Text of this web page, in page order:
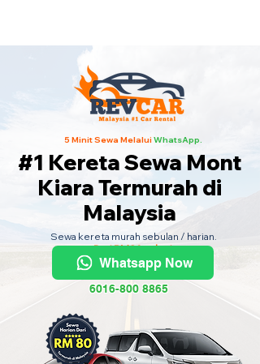
5 Minit Sewa MelaluiWhatsApp.
#1 Kereta Sewa Mont
Kiara Termurah di
Malaysia
Sewa kereta murah sebulan / harian.
Dari RM80 sehari.
Whatsapp Now
6016-800 8865